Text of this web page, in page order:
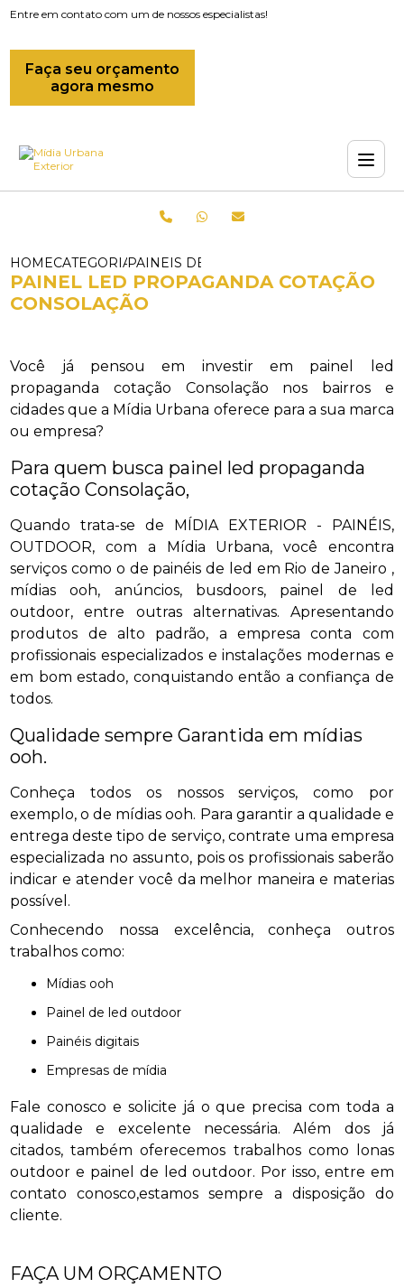
Entre em contato com um de nossos especialistas!
Faça seu orçamento
agora mesmo
HOMECATEGORIASPAINEIS DE LED_PAINEL DE LED
PAINEL LED PROPAGANDA COTAÇÃO
CONSOLAÇÃO
Você já pensou em investir em painel led
propaganda cotação Consolação nos bairros e
cidades que a Mídia Urbana oferece para a sua marca
ou empresa?
Para quem busca painel led propaganda
cotação Consolação,
Quando trata-se de MÍDIA EXTERIOR - PAINÉIS,
OUTDOOR, com a Mídia Urbana, você encontra
serviços como o de painéis de led em Rio de Janeiro ,
mídias ooh, anúncios, busdoors, painel de led
outdoor, entre outras alternativas. Apresentando
produtos de alto padrão, a empresa conta com
profissionais especializados e instalações modernas e
em bom estado, conquistando então a confiança de
todos.
Qualidade sempre Garantida em mídias
ooh.
Conheça todos os nossos serviços, como por
exemplo, o de mídias ooh. Para garantir a qualidade e
entrega deste tipo de serviço, contrate uma empresa
especializada no assunto, pois os profissionais saberão
indicar e atender você da melhor maneira e materias
possível.
Conhecendo nossa excelência, conheça outros
trabalhos como:
mídias ooh
painel de led outdoor
painéis digitais
empresas de mídia
Fale conosco e solicite já o que precisa com toda a
qualidade e excelente necessária. Além dos já
citados, também oferecemos trabalhos como lonas
outdoor e painel de led outdoor. Por isso, entre em
contato conosco,estamos sempre a disposição do
cliente.
FAÇA UM ORÇAMENTO